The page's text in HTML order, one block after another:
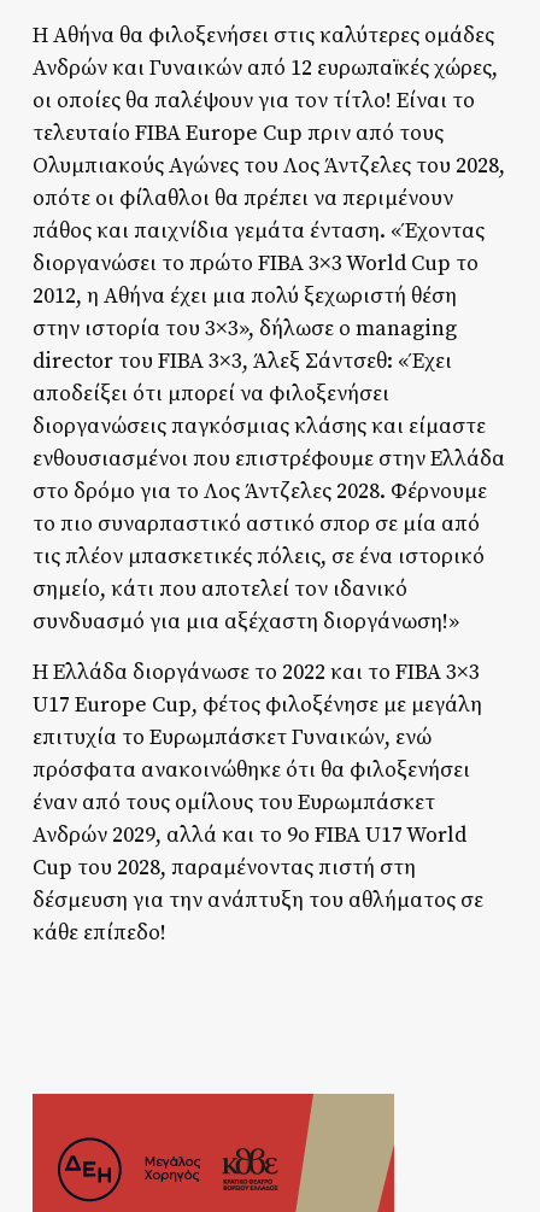
Η Αθήνα θα φιλοξενήσει στις καλύτερες ομάδες
Ανδρών και Γυναικών από 12 ευρωπαϊκές χώρες,
οι οποίες θα παλέψουν για τον τίτλο! Είναι το
τελευταίο FIBA Europe Cup πριν από τους
Ολυμπιακούς Αγώνες του Λος Άντζελες του 2028,
οπότε οι φίλαθλοι θα πρέπει να περιμένουν
πάθος και παιχνίδια γεμάτα ένταση. «Έχοντας
διοργανώσει το πρώτο FIBA 3×3 World Cup το
2012, η Αθήνα έχει μια πολύ ξεχωριστή θέση
στην ιστορία του 3×3», δήλωσε ο managing
director του FIBA 3×3, Άλεξ Σάντσεθ: «Έχει
αποδείξει ότι μπορεί να φιλοξενήσει
διοργανώσεις παγκόσμιας κλάσης και είμαστε
ενθουσιασμένοι που επιστρέφουμε στην Ελλάδα
στο δρόμο για το Λος Άντζελες 2028. Φέρνουμε
το πιο συναρπαστικό αστικό σπορ σε μία από
τις πλέον μπασκετικές πόλεις, σε ένα ιστορικό
σημείο, κάτι που αποτελεί τον ιδανικό
συνδυασμό για μια αξέχαστη διοργάνωση!»
Η Ελλάδα διοργάνωσε το 2022 και το FIBA 3×3
U17 Europe Cup, φέτος φιλοξένησε με μεγάλη
επιτυχία το Ευρωμπάσκετ Γυναικών, ενώ
πρόσφατα ανακοινώθηκε ότι θα φιλοξενήσει
έναν από τους ομίλους του Ευρωμπάσκετ
Ανδρών 2029, αλλά και το 9ο FIBA U17 World
Cup του 2028, παραμένοντας πιστή στη
δέσμευση για την ανάπτυξη του αθλήματος σε
κάθε επίπεδο!